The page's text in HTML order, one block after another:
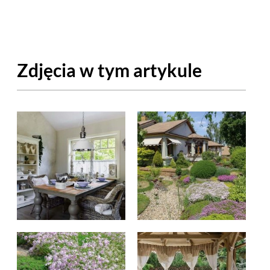
Zdjęcia w tym artykule
APTECZKA
RZEMIOSŁO
ZUPY
INNE